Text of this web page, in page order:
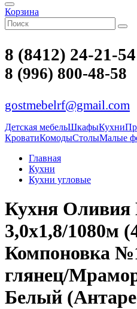
Корзина
8 (8412) 24-21-54
8 (996) 800-48-58
gostmebelrf@gmail.com
Детская мебельШкафыКухни
КроватиКомодыСтолыМалые
Главная
Кухни
Кухни угловые
Кухня Оливия
3,0х1,8/1080м
Компоновка
глянец/
Белый